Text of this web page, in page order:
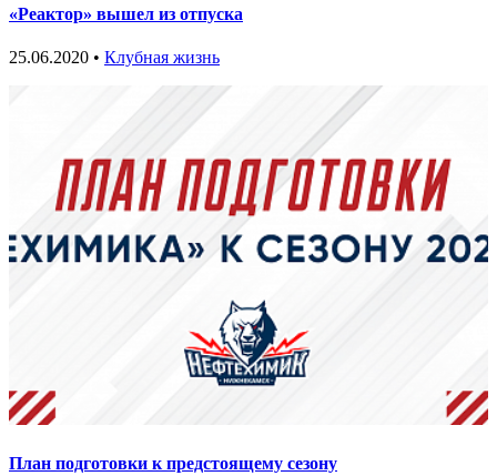
«Реактор» вышел из отпуска
25.06.2020 • Клубная жизнь
План подготовки к предстоящему сезону